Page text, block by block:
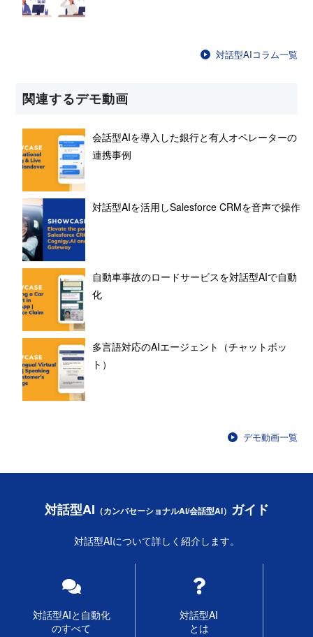
対話型AIコラム一覧
関連するデモ動画
会話型AIを導入した銀行と有人オペレーターの
連携事例
対話型AIを活用しSalesforce CRMを音声で操作
自動車事故のロードサービスを対話型AIで自動
化
多言語対応のAIエージェント（チャットボッ
ト）
デモ動画一覧
対話型AI （カンバセーショナルAI/会話型AI） ガイド
対話型AIについて詳しく紹介します。
対話型AIと自動化
のすべて
対話型AI
とは